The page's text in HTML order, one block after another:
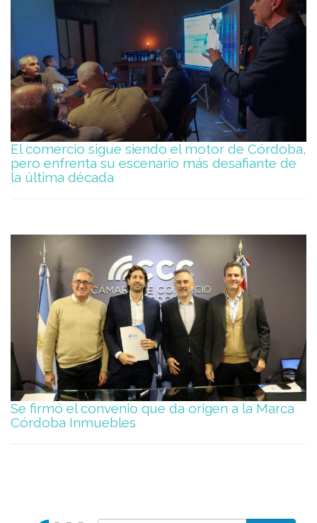
El comercio sigue siendo el motor de Córdoba,
pero enfrenta su escenario más desafiante de
la última década
Se firmó el convenio que da origen a la Marca
Córdoba Inmuebles